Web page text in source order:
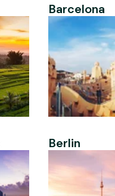
Barcelona
Berlin